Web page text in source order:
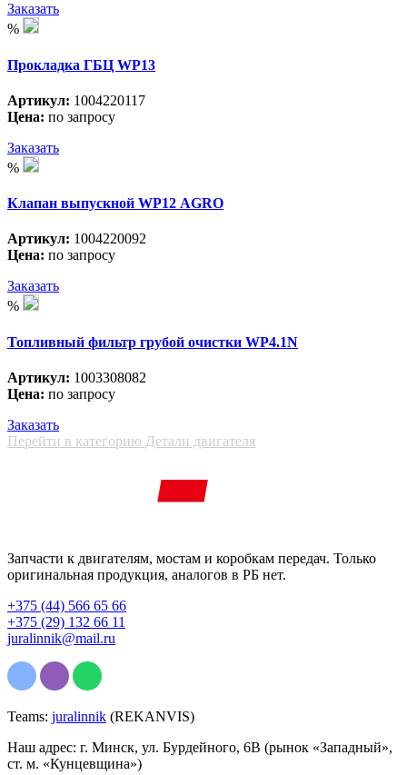
Заказать
%
Прокладка ГБЦ WP13
Артикул: 1004220117
Цена: по запросу
Заказать
%
Клапан выпускной WP12 АGRO
Артикул: 1004220092
Цена: по запросу
Заказать
%
Топливный фильтр грубой очистки WP4.1N
Артикул: 1003308082
Цена: по запросу
Заказать
Перейти в категорию Детали двигателя
Запчасти к двигателям, мостам и коробкам передач. Только
оригинальная продукция, аналогов в РБ нет.
+375 (44) 566 65 66
+375 (29) 132 66 11
juralinnik@mail.ru
Teams: juralinnik (REKANVIS)
Наш адрес: г. Минск, ул. Бурдейного, 6В (рынок «Западный»,
ст. м. «Кунцевщина»)